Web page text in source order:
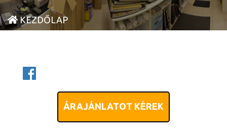
KEZDŐLAP
ÁRAJÁNLATOT KÉREK